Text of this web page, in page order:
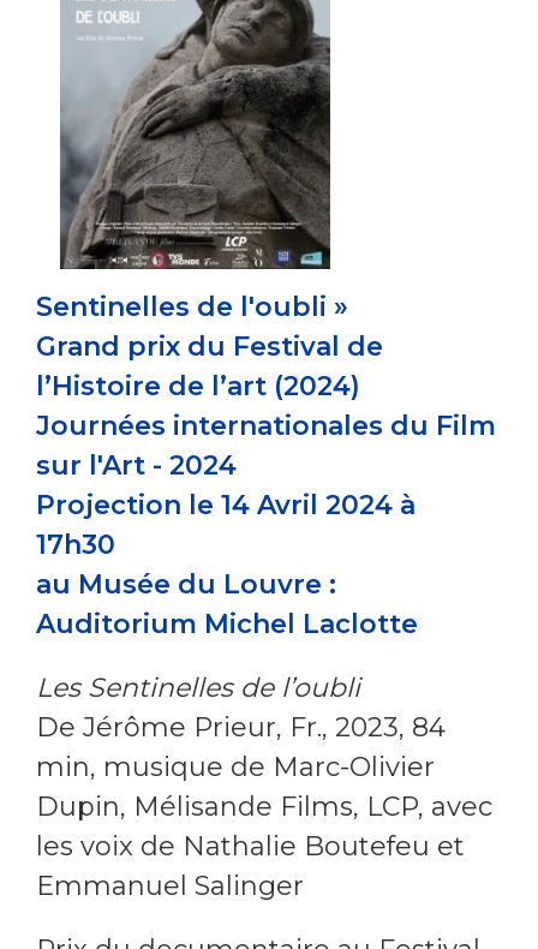
Sentinelles de l'oubli »
Grand prix du Festival de
l’Histoire de l’art (2024)
Journées internationales du Film
sur l'Art - 2024
Projection le 14 Avril 2024 à
17h30
au Musée du Louvre :
Auditorium Michel Laclotte
Les Sentinelles de l’oubli
De Jérôme Prieur, Fr., 2023, 84
min, musique de Marc-Olivier
Dupin, Mélisande Films, LCP, avec
les voix de Nathalie Boutefeu et
Emmanuel Salinger